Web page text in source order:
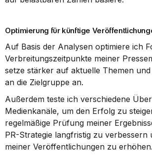
Optimierung für künftige
Auf Basis der Analysen optimiere ich
Verbreitungszeitpunkte meiner
setze stärker auf aktuelle Themen und
an die Zielgruppe an.
Außerdem teste ich verschiedene
Medienkanäle, um den Erfolg zu
regelmäßige Prüfung meiner
PR-Strategie langfristig zu verbessern
meiner Veröffentlichungen zu erhöhen.